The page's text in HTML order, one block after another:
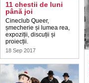
11 chestii de luni
până joi
Cineclub Queer,
șmecherie și lumea rea,
expoziții, discuții și
proiecții.
18 Sep 2017